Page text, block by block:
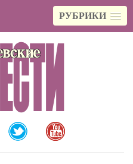
РУБРИКИ